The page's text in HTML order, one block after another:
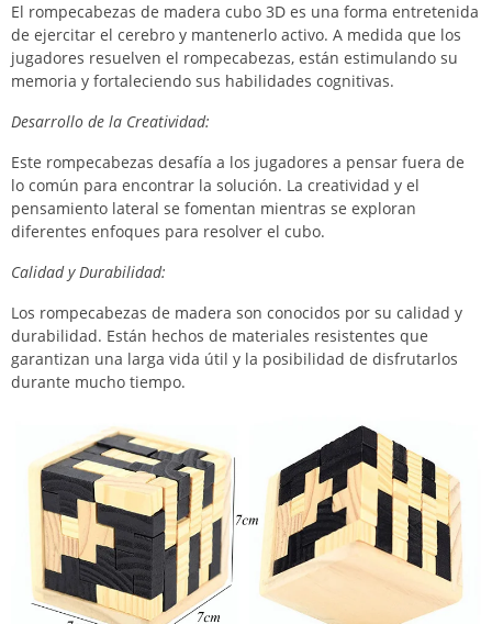
El rompecabezas de madera cubo 3D es una forma entretenida
de ejercitar el cerebro y mantenerlo activo. A medida que los
jugadores resuelven el rompecabezas, están estimulando su
memoria y fortaleciendo sus habilidades cognitivas.
Desarrollo de la Creatividad:
Este rompecabezas desafía a los jugadores a pensar fuera de
lo común para encontrar la solución. La creatividad y el
pensamiento lateral se fomentan mientras se exploran
diferentes enfoques para resolver el cubo.
Calidad y Durabilidad:
Los rompecabezas de madera son conocidos por su calidad y
durabilidad. Están hechos de materiales resistentes que
garantizan una larga vida útil y la posibilidad de disfrutarlos
durante mucho tiempo.